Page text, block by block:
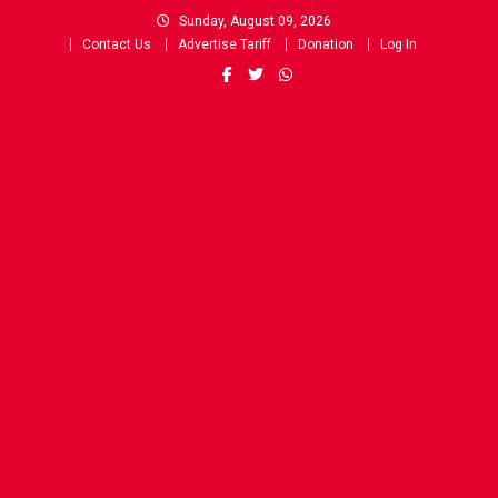
Sunday, August 09, 2026
Contact Us
Advertise Tariff Donation Log In